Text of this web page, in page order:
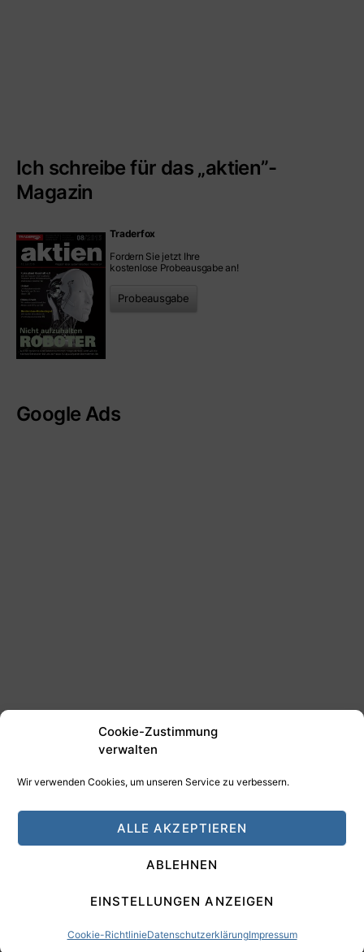
Cookie-Zustimmung
verwalten
Wir verwenden Cookies, um unseren Service zu verbessern.
ALLE AKZEPTIEREN
ABLEHNEN
EINSTELLUNGEN ANZEIGEN
Cookie-RichtlinieDatenschutzerklärungImpressum
Ich schreibe für das „aktien”-
Magazin
Traderfox
Fordern Sie jetzt Ihre
kostenlose Probeausgabe an!
Probeausgabe
Google Ads
HAMANN DESIGN - Digitale Medien
Impressum Datenschutz